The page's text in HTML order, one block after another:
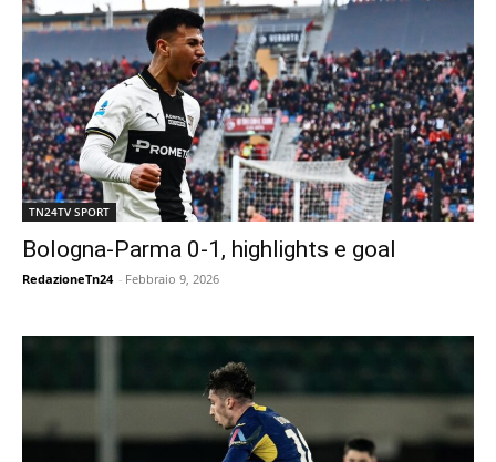
TN24TV SPORT
Bologna-Parma 0-1, highlights e goal
RedazioneTn24 - Febbraio 9, 2026